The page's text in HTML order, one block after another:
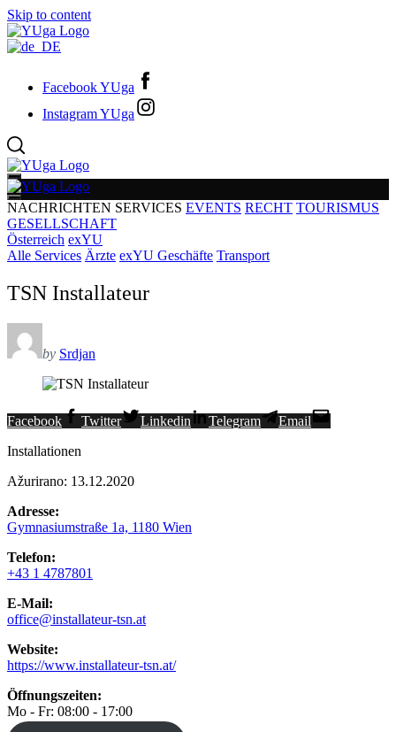
Skip to content
Facebook YUga
Instagram YUga
NACHRICHTEN SERVICES EVENTS RECHT TOURISMUS
GESELLSCHAFT
Österreich exYU
Alle Services Ärzte exYU Geschäfte Transport
TSN Installateur
by Srdjan
Facebook Twitter Linkedin Telegram
Email
Installationen
Ažurirano: 13.12.2020
Adresse:
Gymnasiumstraße 1a, 1180 Wien
Telefon:
+43 1 4787801
E-Mail:
office@installateur-tsn.at
Website:
https://www.installateur-tsn.at/
Öffnungszeiten:
Mo - Fr: 08:00 - 17:00